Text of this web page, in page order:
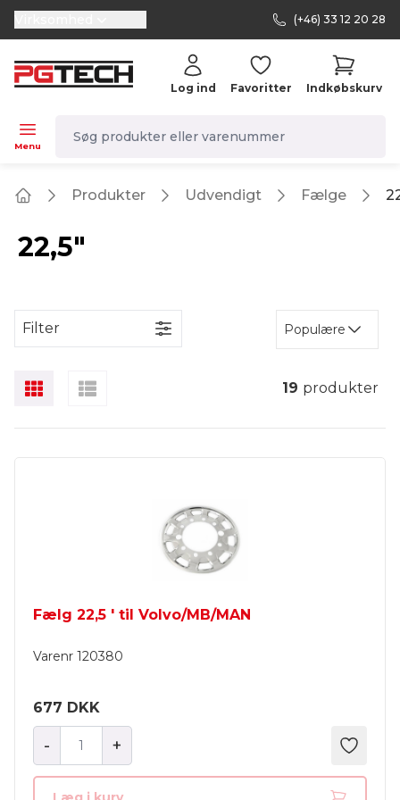
selector.vat
(+46) 33 12 20 28
Menu
Log ind Favoritter Indkøbskurv
Produkter Udvendigt Fælge
22,5"
Filter Populære
19 produkter
Fælg 22,5 ' til Volvo/MB/MAN
Varenr 120380
677 DKK
- +